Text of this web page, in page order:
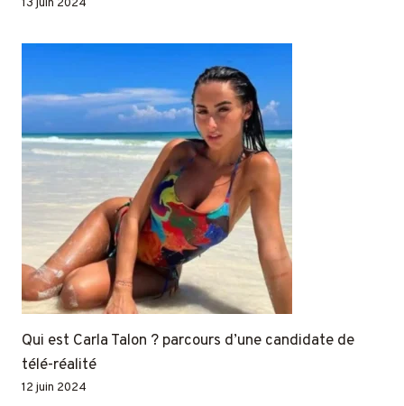
13 juin 2024
Qui est Carla Talon ? parcours d’une candidate de
télé-réalité
12 juin 2024